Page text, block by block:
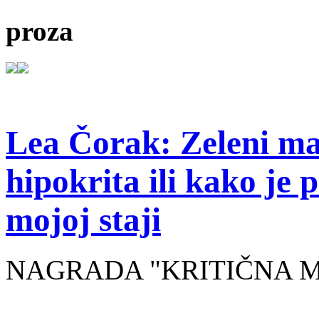
proza
Lea Čorak: Zeleni
hipokrita ili kako je
mojoj staji
NAGRADA "KRITIČNA